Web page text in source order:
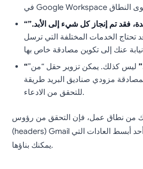
فقد تم إنجاز كل شيء إلى الأبد.”
تحتاج الخدمات المختلفة التي ترسل
ليس كذلك. يمكن تزوير حقل “من”
مزودي صناديق البريد طريقة
للتحقق من الادعاء.
من نطاق عمل، فإن التحقق من رؤوس
(headers) Gmail من حين لآخر هو أحد أبسط العادات التي
يمكنك بناؤها.